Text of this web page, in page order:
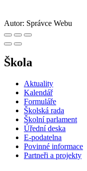
Autor: Správce Webu
Škola
Aktuality
Kalendář
Formuláře
Školská rada
Školní parlament
Úřední deska
E-podatelna
Povinné informace
Partneři a projekty